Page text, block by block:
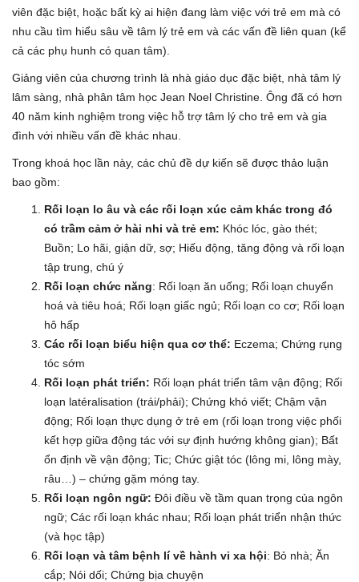
viên đặc biệt, hoặc bất kỳ ai hiện đang làm việc với trẻ em mà có
nhu cầu tìm hiểu sâu về tâm lý trẻ em và các vấn đề liên quan (kể
cả các phụ hunh có quan tâm).
Giảng viên của chương trình là nhà giáo dục đặc biệt, nhà tâm lý
lâm sàng, nhà phân tâm học Jean Noel Christine. Ông đã có hơn
40 năm kinh nghiệm trong việc hỗ trợ tâm lý cho trẻ em và gia
đình với nhiều vấn đề khác nhau.
Trong khoá học lần này, các chủ đề dự kiến sẽ được thảo luận
bao gồm:
Rối loạn lo âu và các rối loạn xúc cảm khác trong đó
có trầm cảm ở hài nhi và trẻ em: Khóc lóc, gào thét;
Buồn; Lo hãi, giận dữ, sợ; Hiếu động, tăng động và rối loạn
tập trung, chú ý
Rối loạn chức năng: Rối loạn ăn uống; Rối loạn chuyển
hoá và tiêu hoá; Rối loạn giấc ngủ; Rối loạn co cơ; Rối loạn
hô hấp
Các rối loạn biểu hiện qua cơ thể: Eczema; Chứng rụng
tóc sớm
Rối loạn phát triển: Rối loạn phát triển tâm vận động; Rối
loạn latéralisation (trái/phải); Chứng khó viết; Chậm vận
động; Rối loạn thực dụng ở trẻ em (rối loạn trong việc phối
kết hợp giữa động tác với sự định hướng không gian); Bất
ổn định về vận động; Tic; Chức giật tóc (lông mi, lông mày,
râu…) – chứng gặm móng tay.
Rối loạn ngôn ngữ: Đôi điều về tầm quan trọng của ngôn
ngữ; Các rối loạn khác nhau; Rối loạn phát triển nhận thức
(và học tập)
Rối loạn và tâm bệnh lí về hành vi xa hội: Bỏ nhà; Ăn
cắp; Nói dối; Chứng bịa chuyện